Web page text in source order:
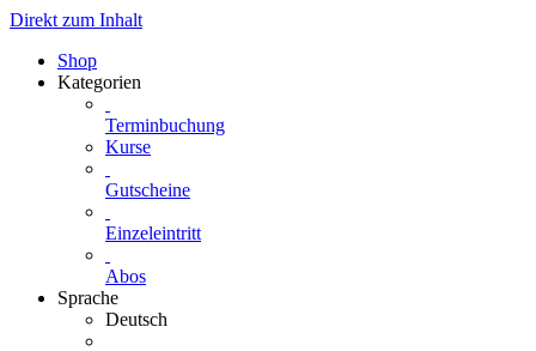
Direkt zum Inhalt
Shop
Kategorien
Terminbuchung
Kurse
Gutscheine
Einzeleintritt
Abos
Sprache
Deutsch